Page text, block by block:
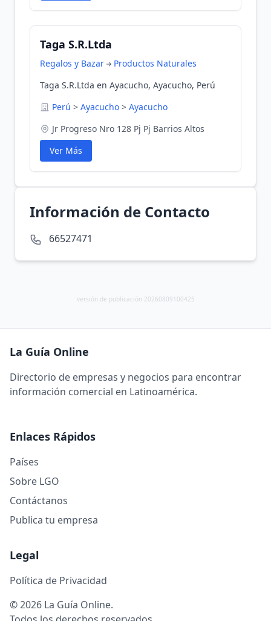
Taga S.R.Ltda
Regalos y Bazar
Productos Naturales
Taga S.R.Ltda en Ayacucho, Ayacucho, Perú
Perú > Ayacucho > Ayacucho
Jr Progreso Nro 128 Pj Pj Barrios Altos
Ver Más
Información de Contacto
66527471
versión de publicación 20260809100425
La Guía Online
Directorio de empresas y negocios para encontrar
información comercial en Latinoamérica.
Enlaces Rápidos
Países
Sobre LGO
Contáctanos
Publica tu empresa
Legal
Política de Privacidad
© 2026 La Guía Online.